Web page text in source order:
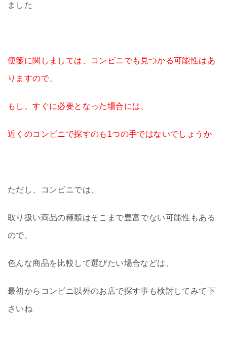
ました
便箋に関しましては、コンビニでも見つかる可能性はあ
りますので、
もし、すぐに必要となった場合には、
近くのコンビニで探すのも1つの手ではないでしょうか
ただし、コンビニでは、
取り扱い商品の種類はそこまで豊富でない可能性もある
ので、
色んな商品を比較して選びたい場合などは、
最初からコンビニ以外のお店で探す事も検討してみて下
さいね